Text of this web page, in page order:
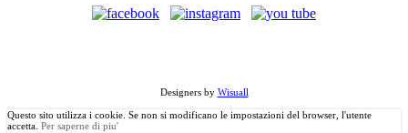
Designers by Wisuall
Questo sito utilizza i cookie. Se non si modificano le impostazioni del browser, l'utente
accetta. Per saperne di piu'